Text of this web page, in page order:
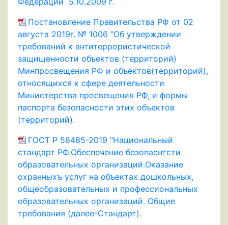
Постановление Правительства РФ от 02
августа 2019г. № 1006 "Об утверждении
требований к антитеррористической
защищенности объектов (территорий)
Минпросвещения РФ и объектов(территорий),
относящихся к сфере деятельности
Министерства просвещения РФ, и формы
паспорта безопасности этих объектов
(территорий).
ГОСТ Р 58485-2019 "Национальный
стандарт РФ.Обеспечение безопаснтсти
образовательных организаций.Оказание
охранныхъ услуг на объектах дошкольных,
общеобразовательных и профессиональных
образовательных организаций. Общие
требования (далее-Стандарт).